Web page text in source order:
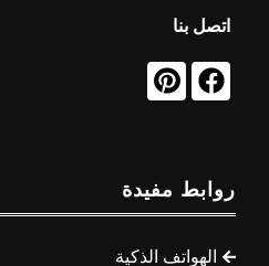
اتصل بنا
روابط مفيدة
الهواتف الذكية